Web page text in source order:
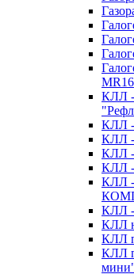
MR16
КЛЛ -
КЛЛ -
КЛЛ -
КЛЛ -
КЛЛ -
КЛЛ -
КЛЛ -
КЛЛ
КЛЛ
КЛЛ